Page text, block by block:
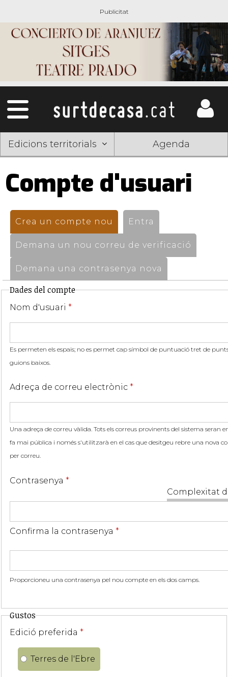
Edicions territorials Agenda
Compte d'usuari
Pestanyes
primàries
Crea un compte nou (pestanya activa)
Entra
Demana un nou correu de verificació
Demana una contrasenya nova
Dades del compte
Nom d'usuari *
Es permeten els espais; no es permet cap símbol de puntuació tret de
guions baixos.
Adreça de correu electrònic *
Una adreça de correu vàlida. Tots els correus provinents del sistema seran
fa mai pública i només s'utilitzarà en el cas que desitgeu rebre una nova
per correu.
Complexitat
Contrasenya *
Confirma la contrasenya *
Proporcioneu una contrasenya pel nou compte en els dos camps.
Gustos
Edició preferida *
Terres de l'Ebre